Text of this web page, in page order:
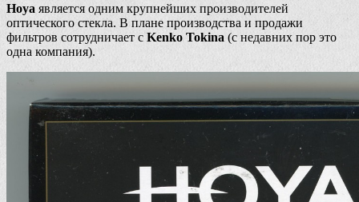
Hoya является одним крупнейших производителей
оптического стекла. В плане производства и продажи
фильтров сотрудничает с Kenko Tokina (с недавних пор это
одна компания).